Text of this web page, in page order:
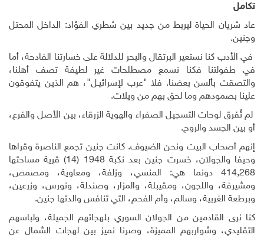
تكامل
عاد شريان الحياة ليربط من جديد بين شطري الفؤاد: الداخل المحتل
وجنين.
في الأدب كنا نستعير البرتقال والبحر للدلالة على خسارتنا الفادحة، أما
في طفولتنا فكنا نسمع مصطلحات غير لطيفة تصف أهلنا،
والتصقت بألسن بعضنا. فلا "عرب لإسرائيـل"، هم الذين يتفوقون
علينا بصمودهم وما لحق بهم من ويلات.
لم تُفرق لوحات التسجيل الصفراء والهوية الزرقاء، بين الأصل والفرع،
أو بين الجسد والروح.
إنهم أصحاب البيت ونحن الضيوف. كانت جنين تجمع الناصرة وقراها
وحيفا والجولان، خسرت جنين بعد نكبة 1948 (14) قرية مساحتها
268
,
414 دونما هي: المنسي، وزلفة، ومعاوية، ومصمص،
ومشيرفة، واللجون، ومقيبلة، والمزار، وصندلة، ونورس، وزرعين،
وبرطعة الغربية، وسالم، وأم الفحم، التي تنافس والدتها جنين.
كنا نرى القادمين من الجولان السوري بلهجاتهم الجميلة، ولباسهم
التقليدي، وشواربهم المميزة، وصرنا نميز بين لهجات الشمال عن